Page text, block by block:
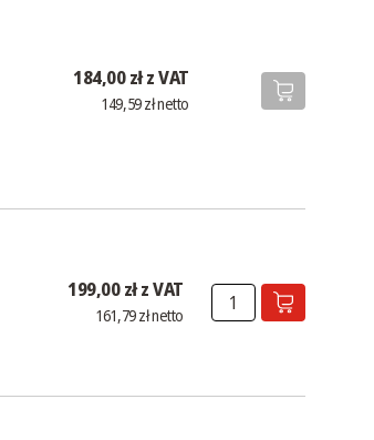
184,00 zł z VAT
149,59 zł netto
199,00 zł z VAT
161,79 zł netto